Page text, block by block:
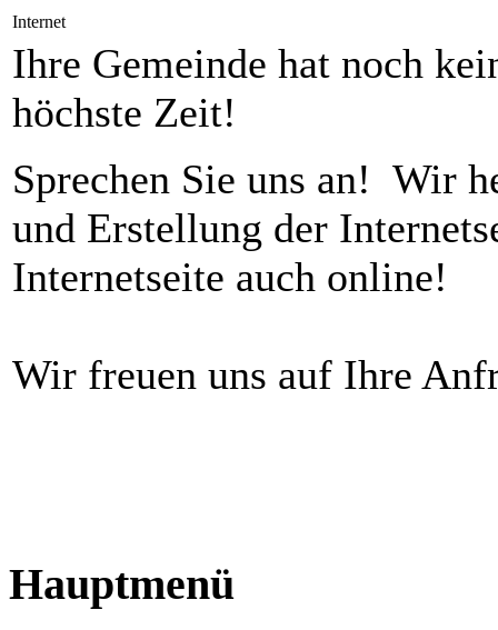
Internet
Ihre Gemeinde hat noch
höchste Zeit!
Sprechen Sie uns an! Wir
und Erstellung der
Internetseite auch online!
Wir freuen uns auf Ihre
Hauptmenü